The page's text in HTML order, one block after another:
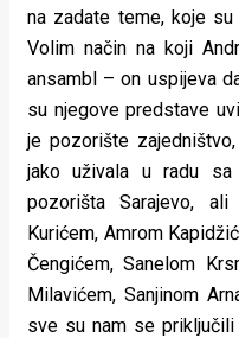
na zadate teme, koje
Volim način na koji
ansambl – on uspijeva
su njegove predstave
je pozorište
jako uživala u radu
pozorišta Sarajevo,
Kurićem, Amrom
Čengićem, Sanelom
Milavićem, Sanjinom
sve su nam se